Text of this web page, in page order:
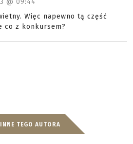
@ 09:44
Więc napewno tą część
co z konkursem?
INNE TEGO AUTORA